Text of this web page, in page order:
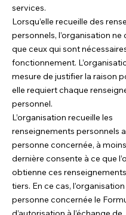
services.
Lorsqu’elle recueille des
personnels, l’organisation ne
que ceux qui sont
fonctionnement.
mesure de justifier la raison
elle requiert chaque
personnel.
L’organisation recueille les
renseignements personnels
personne concernée, à
dernière consente à ce que
obtienne ces
tiers. En ce cas,
personne concernée le